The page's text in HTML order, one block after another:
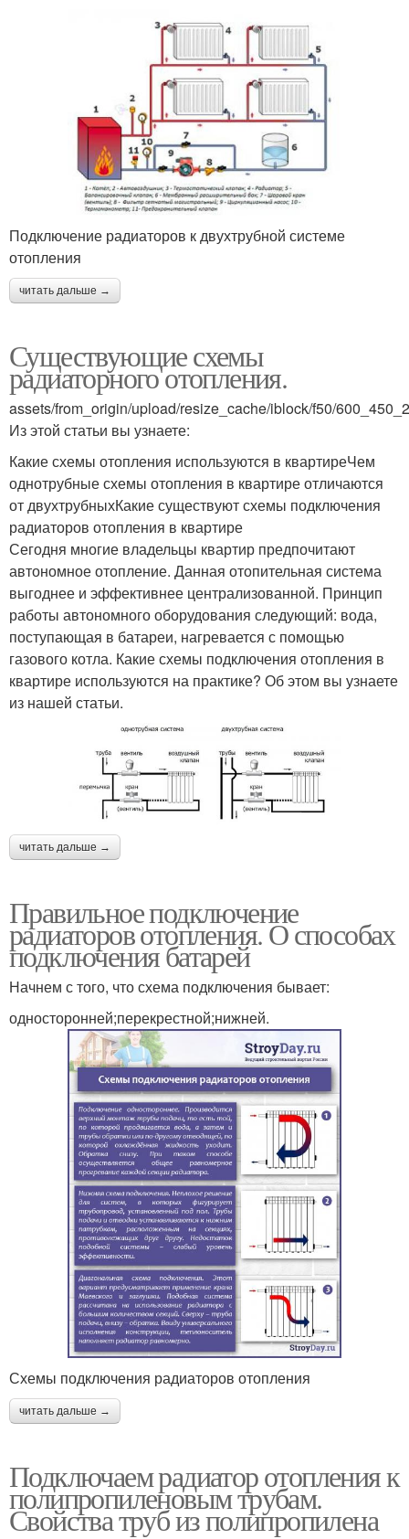
Подключение радиаторов к двухтрубной системе
отопления
читать дальше →
Существующие схемы
радиаторного отопления.
assets/from_origin/upload/resize_cache/iblock/f50/
Из этой статьи вы узнаете:
Какие схемы отопления используются в квартиреЧем
однотрубные схемы отопления в квартире отличаются
от двухтрубныхКакие существуют схемы подключения
радиаторов отопления в квартире
Сегодня многие владельцы квартир предпочитают
автономное отопление. Данная отопительная система
выгоднее и эффективнее централизованной. Принцип
работы автономного оборудования следующий: вода,
поступающая в батареи, нагревается с помощью
газового котла. Какие схемы подключения отопления в
квартире используются на практике? Об этом вы узнаете
из нашей статьи.
читать дальше →
Правильное подключение
радиаторов отопления. О способах
подключения батарей
Начнем с того, что схема подключения бывает:
односторонней;перекрестной;нижней.
Схемы подключения радиаторов отопления
читать дальше →
Подключаем радиатор отопления к
полипропиленовым трубам.
Свойства труб из полипропилена